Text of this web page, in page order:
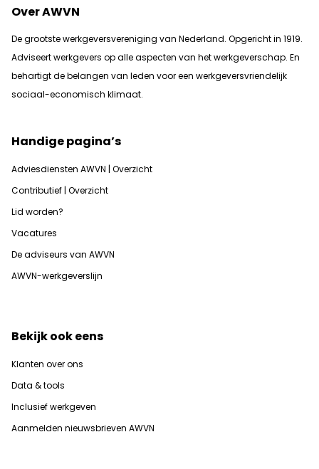
Over AWVN
De grootste werkgeversvereniging van Nederland. Opgericht in 1919.
Adviseert werkgevers op alle aspecten van het werkgeverschap. En
behartigt de belangen van leden voor een werkgeversvriendelijk
sociaal-economisch klimaat.
Handige pagina’s
Adviesdiensten AWVN | Overzicht
Contributief | Overzicht
Lid worden?
Vacatures
De adviseurs van AWVN
AWVN-werkgeverslijn
Bekijk ook eens
Klanten over ons
Data & tools
Inclusief werkgeven
Aanmelden nieuwsbrieven AWVN